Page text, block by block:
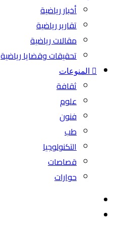
أخبار رياضية
تقارير رياضية
مقالات رياضية
تحقيقات وقضايا رياضية
المنوعات
ثقافة
علوم
فنون
طب
التكنولوجيا
قصاصات
حوارات